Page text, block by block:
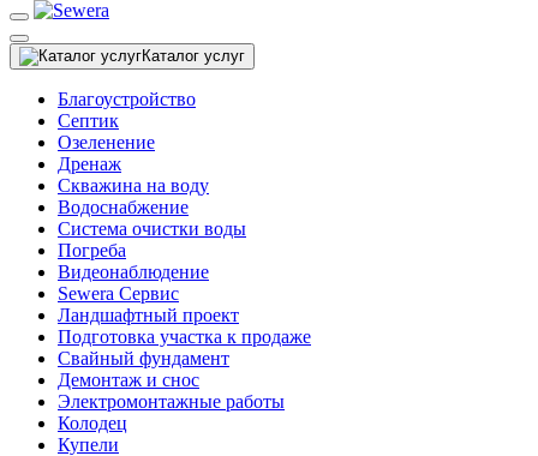
Каталог услуг
Благоустройство
Септик
Озеленение
Дренаж
Скважина на воду
Водоснабжение
Система очистки воды
Погреба
Видеонаблюдение
Sewera Сервис
Ландшафтный проект
Подготовка участка к продаже
Свайный фундамент
Демонтаж и снос
Электромонтажные работы
Колодец
Купели